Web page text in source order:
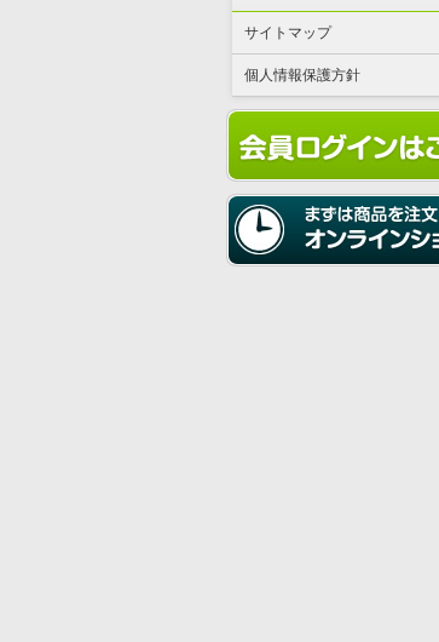
サイトマップ
個人情報保護方針